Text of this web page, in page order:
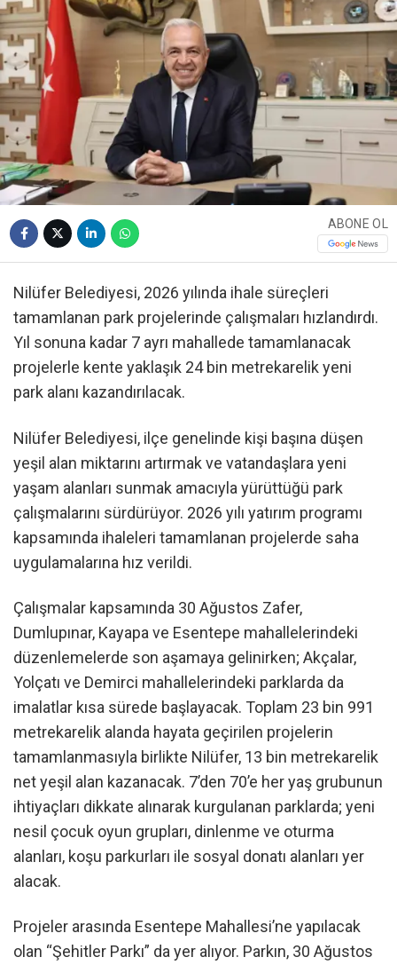
ABONE OL
Nilüfer Belediyesi, 2026 yılında ihale süreçleri
tamamlanan park projelerinde çalışmaları hızlandırdı.
Yıl sonuna kadar 7 ayrı mahallede tamamlanacak
projelerle kente yaklaşık 24 bin metrekarelik yeni
park alanı kazandırılacak.
Nilüfer Belediyesi, ilçe genelinde kişi başına düşen
yeşil alan miktarını artırmak ve vatandaşlara yeni
yaşam alanları sunmak amacıyla yürüttüğü park
çalışmalarını sürdürüyor. 2026 yılı yatırım programı
kapsamında ihaleleri tamamlanan projelerde saha
uygulamalarına hız verildi.
Çalışmalar kapsamında 30 Ağustos Zafer,
Dumlupınar, Kayapa ve Esentepe mahallelerindeki
düzenlemelerde son aşamaya gelinirken; Akçalar,
Yolçatı ve Demirci mahallelerindeki parklarda da
imalatlar kısa sürede başlayacak. Toplam 23 bin 991
metrekarelik alanda hayata geçirilen projelerin
tamamlanmasıyla birlikte Nilüfer, 13 bin metrekarelik
net yeşil alan kazanacak. 7’den 70’e her yaş grubunun
ihtiyaçları dikkate alınarak kurgulanan parklarda; yeni
nesil çocuk oyun grupları, dinlenme ve oturma
alanları, koşu parkurları ile sosyal donatı alanları yer
alacak.
Projeler arasında Esentepe Mahallesi’ne yapılacak
olan “Şehitler Parkı” da yer alıyor. Parkın, 30 Ağustos